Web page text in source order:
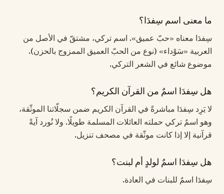
ما معنى اسم سِفدَا؟
سِفدَا معناه «حبّ عميق». اسم تركي، مشتقّ في الأصل من
العربية «سَوْداء» (نوع من الحبّ العميق الممزوج بالحزن).
موضوع شائع في الشعر التركي.
هل سِفدَا اسمٌ من القرآن الكريم؟
لا يَرِد سِفدَا مباشرةً في القرآن الكريم ضمن سجلّاتنا الموثّقة،
وهو اسمٌ تركي حملته العائلات المسلمة طويلًا. ولا نُورد آيةً
قرآنية إلا إذا كانت موثّقة في مصحف تنزيل.
هل سِفدَا اسمٌ لولدٍ أم لبنت؟
سِفدَا اسمٌ للبنات في العادة.